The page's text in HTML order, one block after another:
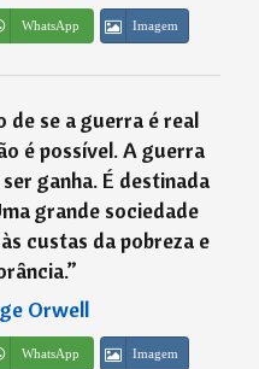
WhatsApp Imagem
de se a guerra é real
é possível. A guerra
ganha. É destinada
grande sociedade
custas da pobreza e
”
Orwell
WhatsApp Imagem